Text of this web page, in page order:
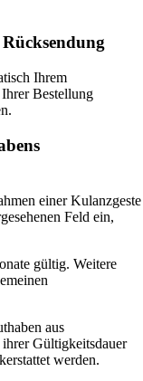
Ihrem
Bestellung
einer Kulanzgeste
Feld ein,
gültig. Weitere
aus
Gültigkeitsdauer
werden.